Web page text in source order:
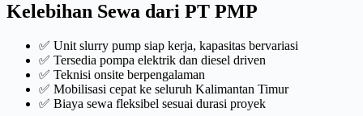
Kelebihan Sewa dari PT PMP
✅ Unit slurry pump siap kerja, kapasitas bervariasi
✅ Tersedia pompa elektrik dan diesel driven
✅ Teknisi onsite berpengalaman
✅ Mobilisasi cepat ke seluruh Kalimantan Timur
✅ Biaya sewa fleksibel sesuai durasi proyek